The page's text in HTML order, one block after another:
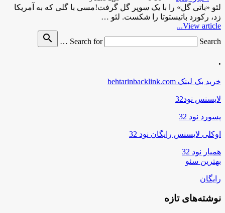
لئو «باتی گل» را با یک سوپر گل گرفت!مسی با گلی که به آمریکا
زد، رکورد باتیستوتا را شکست. لئو …
View article...
Search for
Search …
search
.
خرید بک لینک behtarinbacklink.com
لایسنس نود32
پسورد نود 32
اوکلی لایسنس رایگان نود 32
همیار نود 32
بهترین سئو
رایگان
نوشته‌های تازه